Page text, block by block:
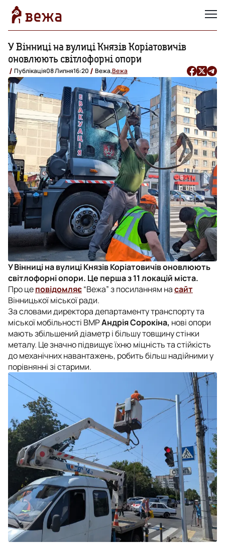
У Вінниці на вулиці Князів Коріатовичів
оновлюють світлофорні опори
Публікація08 Липня16:20 Вежа,Вежа
У Вінниці на вулиці Князів Коріатовичів оновлюють
світлофорні опори. Це перша з 11 локацій міста.
Про цеповідомляє“Вежа” з посиланням насайт
Вінницької міської ради.
За словами директора департаменту транспорту та
міської мобільності ВМРАндрія Сорокіна, нові опори
мають збільшений діаметр і більшу товщину стінки
металу. Це значно підвищує їхню міцність та стійкість
до механічних навантажень, робить більш надійними у
порівнянні зі старими.